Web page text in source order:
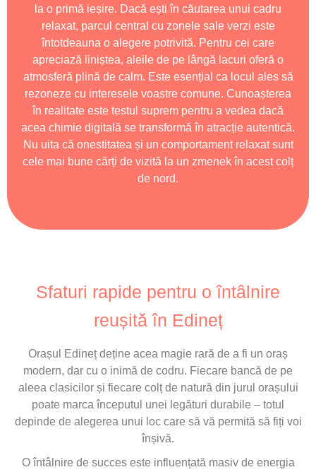
la o primă ieșire. Dacă ești în căutarea unui cadru
relaxat, parcul central cu zonele sale verzi este
întotdeauna o alegere potrivită. Pentru cei care
apreciază liniștea, aleile de pe lângă lacuri oferă o
atmosferă plină de calm. Este esențial ca locul ales să
rezoneze cu interesele voastre comune. Cunoașterea
în realitate este testul suprem pentru a vedea dacă
acea chimie digitală se transformă în atracție autentică.
Nu uita că onestitatea și un comportament relaxat sunt
cele mai bune cărți de vizită la un zmenek în acest colț
de nord.
Sfaturi rapide pentru o întâlnire
reușită în Edineț
Orașul Edineț deține acea magie rară de a fi un oraș
modern, dar cu o inimă de codru. Fiecare bancă de pe
aleea clasicilor și fiecare colț de natură din jurul orașului
poate marca începutul unei legături durabile – totul
depinde de alegerea unui loc care să vă permită să fiți voi
înșivă.
O întâlnire de succes este influențată masiv de energia